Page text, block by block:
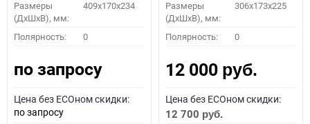
Размеры
(ДхШхВ), мм:
409x170x234
Полярность: 0
по запросу
Цена без ECOном скидки:
по запросу
Размеры
(ДхШхВ), мм:
306x173x225
Полярность: 0
12 000 руб.
Цена без ECOном скидки:
12 700 руб.